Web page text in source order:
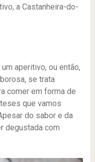
a Castanheira-do-
aperitivo, ou então,
se trata
comer em forma de
que vamos
do sabor e da
degustada com